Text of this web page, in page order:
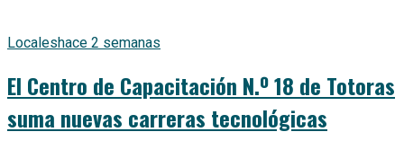
Localeshace 2 semanas
El Centro de Capacitación N.º 18 de Totoras
suma nuevas carreras tecnológicas